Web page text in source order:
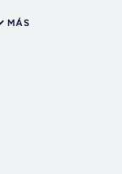
MÁS